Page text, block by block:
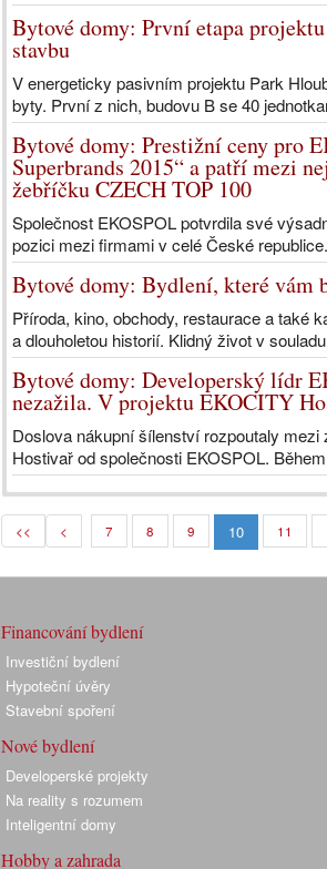
Bytové domy: První etapa
stavbu
V energeticky pasivním projektu Park
byty. První z nich, budovu B se 40
Bytové domy: Prestižní ceny pro
Superbrands 2015“ a patří mezi
žebříčku CZECH TOP 100
Společnost EKOSPOL potvrdila své
pozici mezi firmami v celé České
Bytové domy: Bydlení, které vám
Příroda, kino, obchody, restaurace a také
a dlouholetou historií. Klidný život v
Bytové domy: Developerský lídr
nezažila. V projektu EKOCITY
Doslova nákupní šílenství rozpoutaly
Hostivař od společnosti EKOSPOL.
<< < 7 8 9 10 11
Financování bydlení
Investiční bydlení
Hypoteční úvěry
Stavební spoření
Nové bydlení
Developerské projekty
Na reality s rozumem
Inteligentní domy
Hobby a zahrada